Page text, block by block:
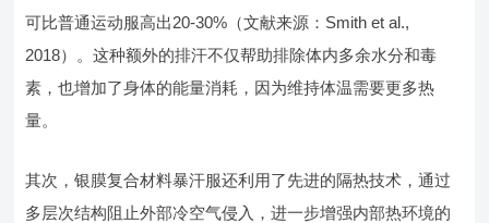
可比普通运动服高出20-30%（文献来源：Smith et al.,
2018）。这种额外的排汗不仅帮助排除体内多余水分和毒
素，也增加了身体的能量消耗，因为维持体温需要更多热
量。
其次，银膜复合材料暴汗服还利用了先进的隔热技术，通过
多层次结构阻止外部冷空气侵入，进一步增强内部热环境的